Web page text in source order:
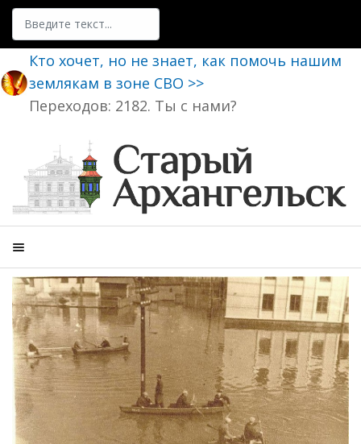
Поиск
Кто хочет, но не знает, как помочь нашим
землякам в зоне СВО >>
Переходов: 2182. Ты с нами?